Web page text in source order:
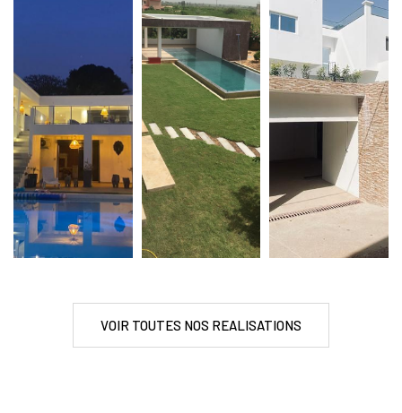
VOIR TOUTES NOS REALISATIONS